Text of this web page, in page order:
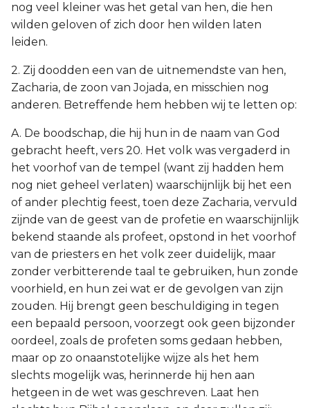
nog veel kleiner was het getal van hen, die hen
wilden geloven of zich door hen wilden laten
leiden.
2. Zij doodden een van de uitnemendste van hen,
Zacharia, de zoon van Jojada, en misschien nog
anderen. Betreffende hem hebben wij te letten op:
A. De boodschap, die hij hun in de naam van God
gebracht heeft, vers 20. Het volk was vergaderd in
het voorhof van de tempel (want zij hadden hem
nog niet geheel verlaten) waarschijnlijk bij het een
of ander plechtig feest, toen deze Zacharia, vervuld
zijnde van de geest van de profetie en waarschijnlijk
bekend staande als profeet, opstond in het voorhof
van de priesters en het volk zeer duidelijk, maar
zonder verbitterende taal te gebruiken, hun zonde
voorhield, en hun zei wat er de gevolgen van zijn
zouden. Hij brengt geen beschuldiging in tegen
een bepaald persoon, voorzegt ook geen bijzonder
oordeel, zoals de profeten soms gedaan hebben,
maar op zo onaanstotelijke wijze als het hem
slechts mogelijk was, herinnerde hij hen aan
hetgeen in de wet was geschreven. Laat hen